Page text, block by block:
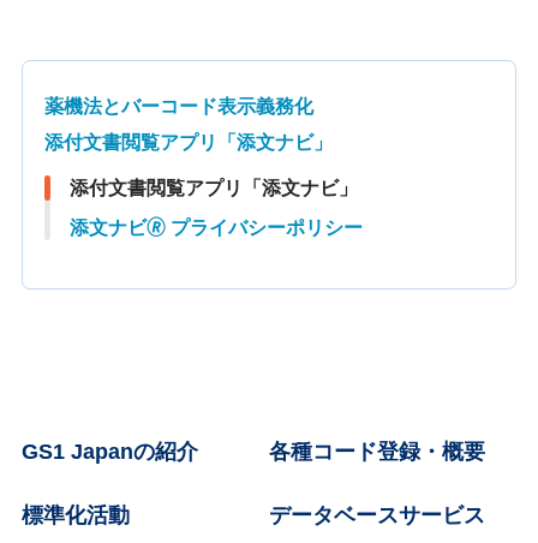
薬機法とバーコード表示義務化
添付文書閲覧アプリ「添文ナビ」
添付文書閲覧アプリ「添文ナビ」
添文ナビ🄬 プライバシーポリシー
GS1 Japanの紹介 各種コード登録・概要
標準化活動 データベースサービス